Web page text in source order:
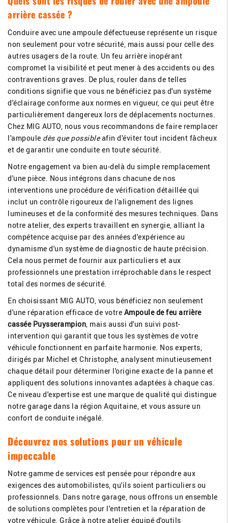
arrière cassée ?
Conduire avec une ampoule défectueuse représente un risque
non seulement pour votre sécurité, mais aussi pour celle des
autres usagers de la route. Un feu arrière inopérant
compromet la visibilité et peut mener à des accidents ou des
contraventions graves. De plus, rouler dans de telles
conditions signifie que vous ne bénéficiez pas d'un système
d'éclairage conforme aux normes en vigueur, ce qui peut être
particulièrement dangereux lors de déplacements nocturnes.
Chez MIG AUTO, nous vous recommandons de faire remplacer
l'ampoule dès que possibleafin d'éviter tout incident fâcheux
et de garantir une conduite en toute sécurité.
Notre engagement va bien au-delà du simple remplacement
d'une pièce. Nous intégrons dans chacune de nos
interventions une procédure de vérification détaillée qui
inclut un contrôle rigoureux de l'alignement des lignes
lumineuses et de la conformité des mesures techniques. Dans
notre atelier, des experts travaillent en synergie, alliant la
compétence acquise par des années d'expérience au
dynamisme d'un système de diagnostic de haute précision.
Cela nous permet de fournir aux particuliers et aux
professionnels une prestation irréprochable dans le respect
total des normes de sécurité.
En choisissant MIG AUTO, vous bénéficiez non seulement
d'une réparation efficace de votre Ampoule de feu arrière
cassée Puysserampion , mais aussi d'un suivi post-
intervention qui garantit que tous les systèmes de votre
véhicule fonctionnent en parfaite harmonie. Nos experts,
dirigés par Michel et Christophe, analysent minutieusement
chaque détail pour déterminer l'origine exacte de la panne et
appliquent des solutions innovantes adaptées à chaque cas.
Ce niveau d'expertise est une marque de qualité qui distingue
notre garage dans la région Aquitaine, et vous assure un
confort de conduite inégalé.
Découvrez nos solutions pour un véhicule
impeccable
Notre gamme de services est pensée pour répondre aux
exigences des automobilistes, qu'ils soient particuliers ou
professionnels. Dans notre garage, nous offrons un ensemble
de solutions complètes pour l'entretien et la réparation de
votre véhicule. Grâce à notre atelier équipé d'outils